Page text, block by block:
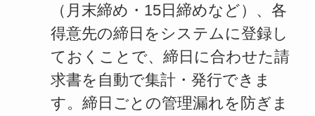
（月末締め・15日締めなど）、各
得意先の締日をシステムに登録し
ておくことで、締日に合わせた請
求書を自動で集計・発行できま
す。締日ごとの管理漏れを防ぎま